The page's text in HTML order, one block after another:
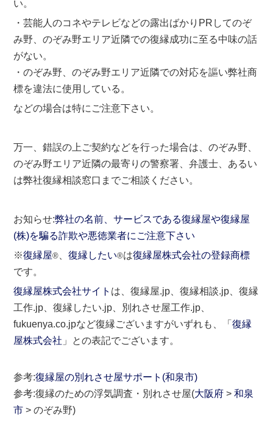
い。
・芸能人のコネやテレビなどの露出ばかりPRしてのぞ
み野、のぞみ野エリア近隣での復縁成功に至る中味の話
がない。
・のぞみ野、のぞみ野エリア近隣での対応を謳い弊社商
標を違法に使用している。
などの場合は特にご注意下さい。
万一、錯誤の上ご契約などを行った場合は、のぞみ野、
のぞみ野エリア近隣の最寄りの警察署、弁護士、あるい
は弊社復縁相談窓口までご相談ください。
お知らせ:弊社の名前、サービスである復縁屋や復縁屋
(株)を騙る詐欺や悪徳業者にご注意下さい
※復縁屋® 、復縁したい®は復縁屋株式会社の登録商標
です。
復縁屋株式会社サイト は、復縁屋.jp、復縁相談.jp、復縁
工作.jp、復縁したい.jp、別れさせ屋工作.jp、
fukuenya.co.jpなど復縁ございますがいずれも、「復縁
屋株式会社 」との表記でございます。
参考:復縁屋の別れさせ屋サポート(和泉市)
参考:復縁のための浮気調査・別れさせ屋(大阪府 >和泉
市 > のぞみ野)